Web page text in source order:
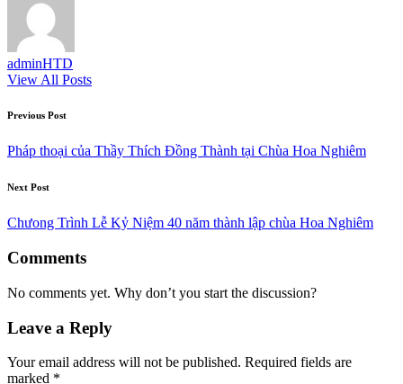
adminHTD
View All Posts
Post
navigation
Previous Post
Pháp thoại của Thầy Thích Đồng Thành tại Chùa Hoa Nghiêm
Next Post
Chưong Trình Lễ Kỷ Niệm 40 năm thành lập chùa Hoa Nghiêm
Comments
No comments yet. Why don’t you start the discussion?
Leave a Reply
Your email address will not be published. Required fields are
marked *